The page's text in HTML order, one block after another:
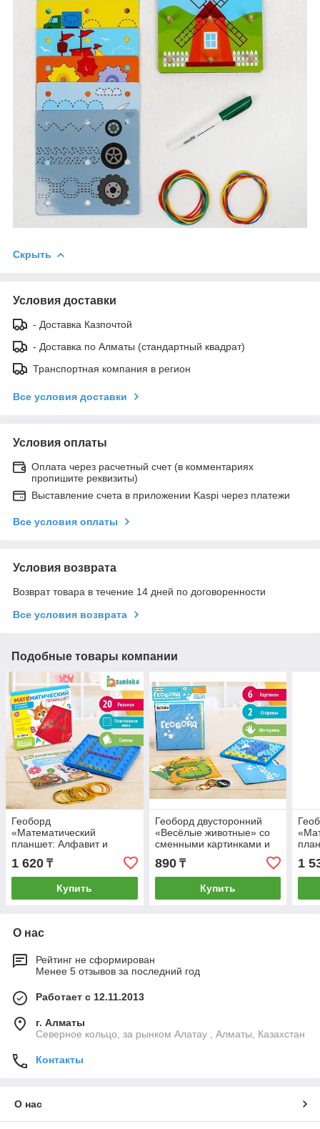
Скрыть
Условия доставки
- Доставка Казпочтой
- Доставка по Алматы (стандартный квадрат)
Транспортная компания в регион
Все условия доставки
Условия оплаты
Оплата через расчетный счет (в комментариях
пропишите реквизиты)
Выставление счета в приложении Kaspi через платежи
Все условия оплаты
Условия возврата
Возврат товара в течение 14 дней по договоренности
Все условия возврата
Подобные товары компании
Геоборд
«Математический
планшет: Алфавит и
цифры» с инструкцией по
схемам, по методике
Монтессори
1 620 ₸
Купить
Геоборд двусторонний
«Весёлые животные» со
сменными картинками и
резиночками, по методике
Монтессори, планшет
890₸
Купить
по
по
1
О нас
Рейтинг не сформирован
Менее 5 отзывов за последний год
Работает с 12.11.2013
г. Алматы
Северное кольцо, за рынком Алатау , Алматы, Казахстан
Контакты
О нас